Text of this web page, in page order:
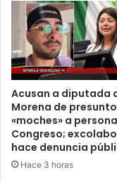
Acusan a diputada
Morena de
«moches» a
Congreso;
hace denuncia
Hace 3 horas